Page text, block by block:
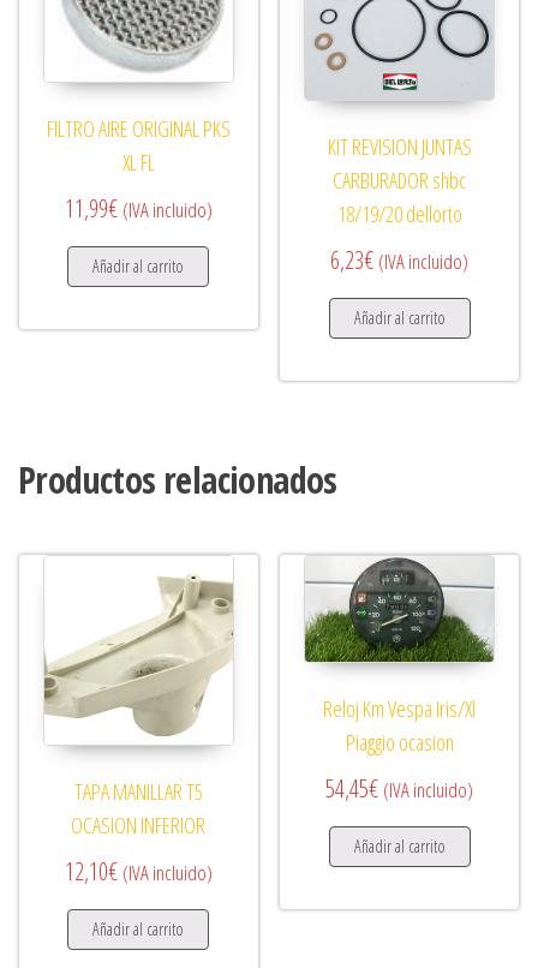
FILTRO AIRE ORIGINAL PKS
XL FL
11,99€ (IVA incluido)
Añadir al carrito
KIT REVISION JUNTAS
CARBURADOR shbc
18/19/20 dellorto
6,23€ (IVA incluido)
Añadir al carrito
Productos relacionados
TAPA MANILLAR T5
OCASION INFERIOR
12,10€ (IVA incluido)
Añadir al carrito
Reloj Km Vespa Iris/Xl
Piaggio ocasion
54,45€ (IVA incluido)
Añadir al carrito